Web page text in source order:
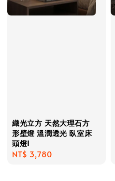
織光立方 天然大理石方
形壁燈 溫潤透光 臥室床
頭燈I
Regular
NT$ 3,780